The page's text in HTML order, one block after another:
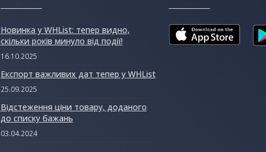
Новинка у WHList: тепер видно,
скільки років минуло від події!
16.10.2025
Експорт важливих дат тепер у WHList
25.09.2025
Відстеження ціни товару, доданого
до списку бажань
03.04.2024